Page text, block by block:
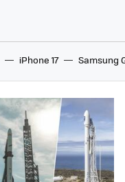
iPhone 17 Samsung